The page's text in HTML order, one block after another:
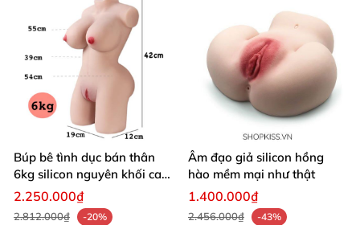
Búp bê tình dục bán thân
6kg silicon nguyên khối cao
cấp giá rẻ
2.250.000₫
2.812.000₫
-20%
Âm đạo giả silicon hồng
hào mềm mại như thật
1.400.000₫
2.456.000₫
-43%